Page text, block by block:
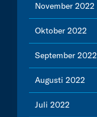
November 2022
Oktober 2022
September 2022
Augusti 2022
Juli 2022